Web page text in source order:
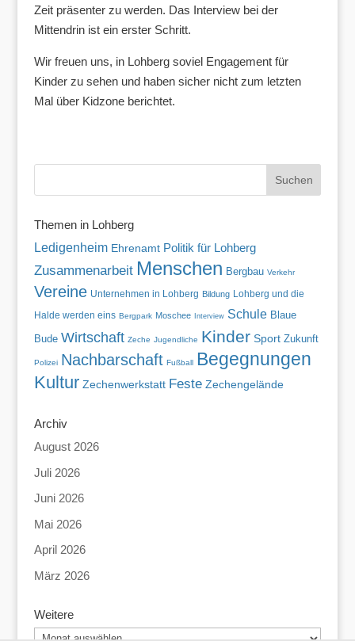
Zeit präsenter zu werden. Das Interview bei der
Mittendrin ist ein erster Schritt.
Wir freuen uns, in Lohberg soviel Engagement für
Kinder zu sehen und haben sicher nicht zum letzten
Mal über Kidzone berichtet.
Themen in Lohberg
Ledigenheim Ehrenamt Politik für Lohberg
Zusammenarbeit Menschen Bergbau Verkehr
Vereine Unternehmen in Lohberg Bildung Lohberg und die
Halde werden eins Bergpark Moschee Interview Schule Blaue
Bude Wirtschaft Zeche Jugendliche Kinder Sport Zukunft
Polizei Nachbarschaft Fußball Begegnungen
Kultur Zechenwerkstatt Feste Zechengelände
Archiv
August 2026
Juli 2026
Juni 2026
Mai 2026
April 2026
März 2026
Weitere
Weitere